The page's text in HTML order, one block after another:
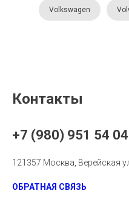
Volkswagen
Контакты
+7 (980) 951 54 04
121357 Москва, Верейская
ОБРАТНАЯ СВЯЗЬ